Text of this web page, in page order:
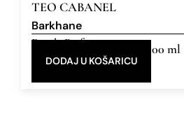
TEO CABANEL
Barkhane
Eau de Parfum 30 ml, 100 ml
DODAJ U KOŠARICU